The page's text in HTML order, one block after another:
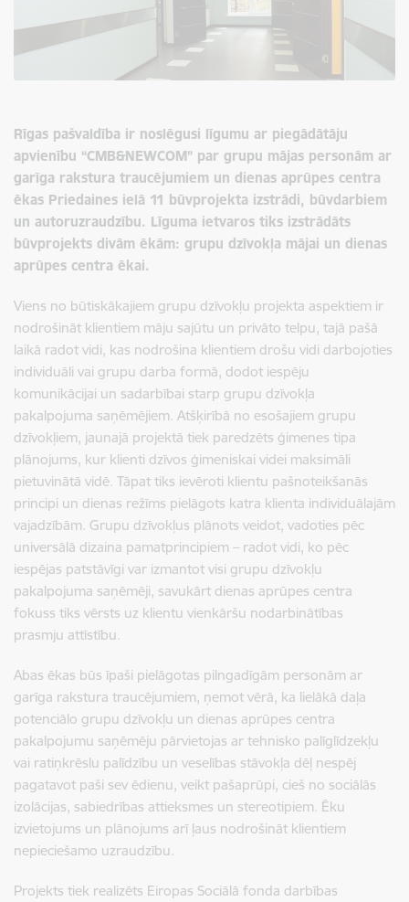
Rīgas pašvaldība ir noslēgusi līgumu ar piegādātāju
apvienību “CMB&NEWCOM” par grupu mājas personām ar
garīga rakstura traucējumiem un dienas aprūpes centra
ēkas Priedaines ielā 11 būvprojekta izstrādi, būvdarbiem
un autoruzraudzību. Līguma ietvaros tiks izstrādāts
būvprojekts divām ēkām: grupu dzīvokļa mājai un dienas
aprūpes centra ēkai.
Viens no būtiskākajiem grupu dzīvokļu projekta aspektiem ir
nodrošināt klientiem māju sajūtu un privāto telpu, tajā pašā
laikā radot vidi, kas nodrošina klientiem drošu vidi darbojoties
individuāli vai grupu darba formā, dodot iespēju
komunikācijai un sadarbībai starp grupu dzīvokļa
pakalpojuma saņēmējiem. Atšķirībā no esošajiem grupu
dzīvokļiem, jaunajā projektā tiek paredzēts ģimenes tipa
plānojums, kur klienti dzīvos ģimeniskai videi maksimāli
pietuvinātā vidē. Tāpat tiks ievēroti klientu pašnoteikšanās
principi un dienas režīms pielāgots katra klienta individuālajām
vajadzībām. Grupu dzīvokļus plānots veidot, vadoties pēc
universālā dizaina pamatprincipiem – radot vidi, ko pēc
iespējas patstāvīgi var izmantot visi grupu dzīvokļu
pakalpojuma saņēmēji, savukārt dienas aprūpes centra
fokuss tiks vērsts uz klientu vienkāršu nodarbinātības
prasmju attīstību.
Abas ēkas būs īpaši pielāgotas pilngadīgām personām ar
garīga rakstura traucējumiem, ņemot vērā, ka lielākā daļa
potenciālo grupu dzīvokļu un dienas aprūpes centra
pakalpojumu saņēmēju pārvietojas ar tehnisko palīglīdzekļu
vai ratiņkrēslu palīdzību un veselības stāvokļa dēļ nespēj
pagatavot paši sev ēdienu, veikt pašaprūpi, cieš no sociālās
izolācijas, sabiedrības attieksmes un stereotipiem. Ēku
izvietojums un plānojums arī ļaus nodrošināt klientiem
nepieciešamo uzraudzību.
Projekts tiek realizēts Eiropas Sociālā fonda darbības